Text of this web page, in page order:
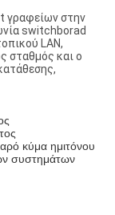
γραφείων στην
switchborad
LAN,
σταθμός και ο
κύμα ημιτόνου
συστημάτων